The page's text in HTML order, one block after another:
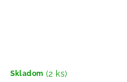
Skladom (2 ks)